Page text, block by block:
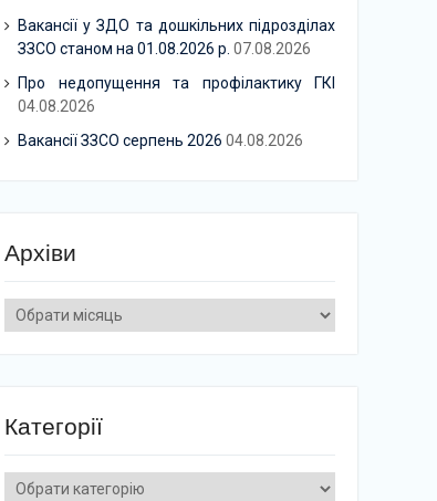
Вакансії у ЗДО та дошкільних підрозділах
ЗЗСО станом на 01.08.2026 р. 07.08.2026
Про недопущення та профілактику ГКІ
04.08.2026
Вакансії ЗЗСО серпень 2026 04.08.2026
Архіви
Архіви
Категорії
Категорії